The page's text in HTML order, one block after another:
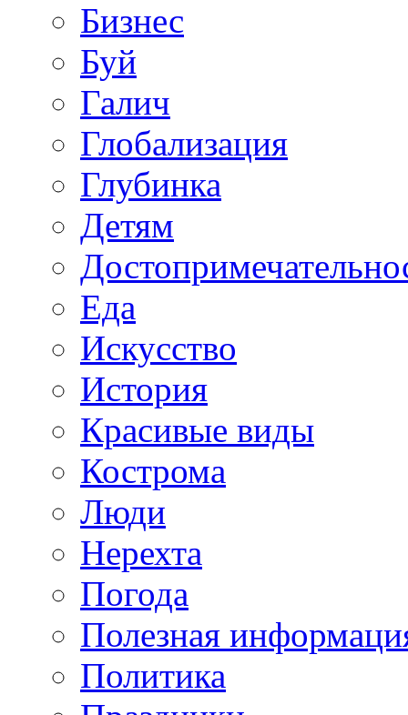
Бизнес
Буй
Галич
Глобализация
Глубинка
Детям
Еда
Искусство
История
Красивые виды
Кострома
Люди
Нерехта
Погода
Полезная
Политика